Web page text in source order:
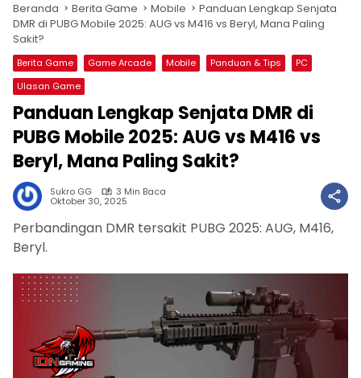
Beranda Berita Game Mobile
Panduan Lengkap Senjata
DMR di PUBG Mobile 2025: AUG vs M416 vs Beryl, Mana Paling
Sakit?
Berita Game Game Arcade Mobile Panduan & Tips
PC
Ulasan Game
Panduan Lengkap Senjata DMR di
PUBG Mobile 2025: AUG vs M416 vs
Beryl, Mana Paling Sakit?
Sukro GG 3 Min Baca
Oktober 30, 2025
Perbandingan DMR tersakit PUBG 2025: AUG, M416,
Beryl.